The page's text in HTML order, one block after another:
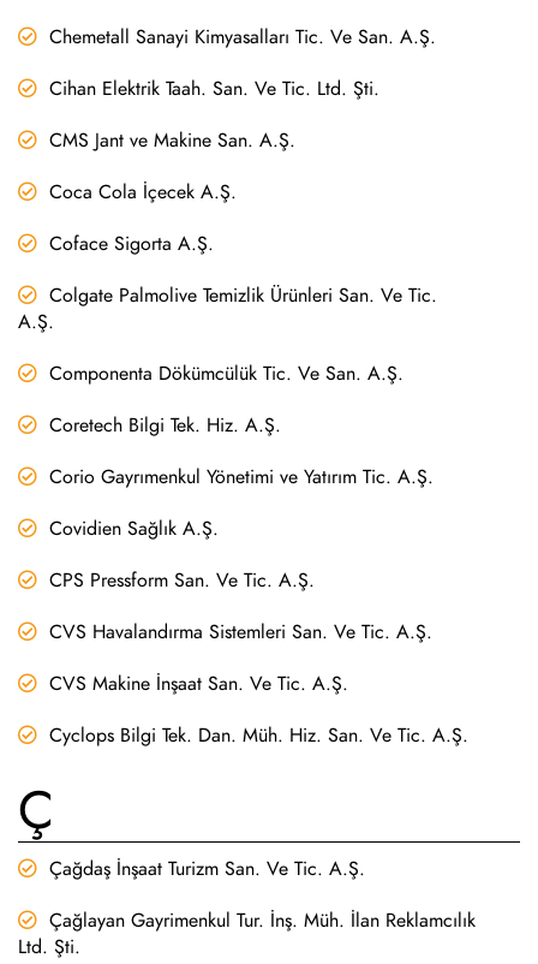
Chemetall Sanayi Kimyasalları Tic. Ve San. A.Ş.
Cihan Elektrik Taah. San. Ve Tic. Ltd. Şti.
CMS Jant ve Makine San. A.Ş.
Coca Cola İçecek A.Ş.
Coface Sigorta A.Ş.
Colgate Palmolive Temizlik Ürünleri San. Ve Tic.
A.Ş.
Componenta Dökümcülük Tic. Ve San. A.Ş.
Coretech Bilgi Tek. Hiz. A.Ş.
Corio Gayrımenkul Yönetimi ve Yatırım Tic. A.Ş.
Covidien Sağlık A.Ş.
CPS Pressform San. Ve Tic. A.Ş.
CVS Havalandırma Sistemleri San. Ve Tic. A.Ş.
CVS Makine İnşaat San. Ve Tic. A.Ş.
Cyclops Bilgi Tek. Dan. Müh. Hiz. San. Ve Tic. A.Ş.
Ç
Çağdaş İnşaat Turizm San. Ve Tic. A.Ş.
Çağlayan Gayrimenkul Tur. İnş. Müh. İlan Reklamcılık
Ltd. Şti.